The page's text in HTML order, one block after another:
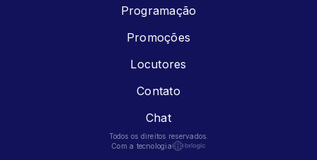
Programação
Promoções
Locutores
Contato
Chat
Todos os direitos reservados.
Com a tecnologia